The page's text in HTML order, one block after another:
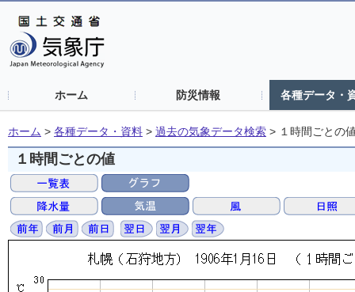
ホーム 防災情報 各種データ・
ホーム > 各種データ・資料 > 過去の気象データ検索 > １時間ごとの
１時間ごとの値